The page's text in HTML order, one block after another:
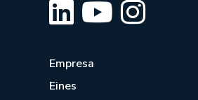
Empresa
Eines